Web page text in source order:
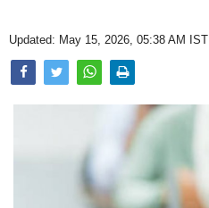
Photo Gallery
Home
Updated: May 15, 2026, 05:38 AM IST